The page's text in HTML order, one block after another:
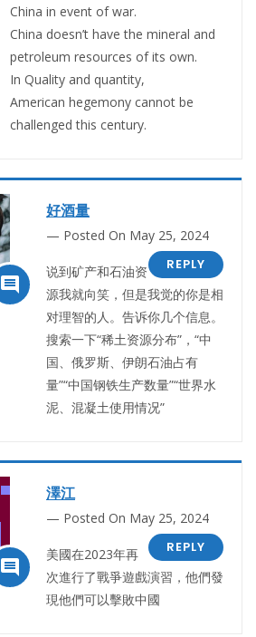
China in event of war.
China doesn’t have the mineral and
petroleum resources of its own.
In Quality and quantity,
American hegemony cannot be
challenged this century.

好酒量
Posted On May 25, 2024
REPLY
说到矿产和石油资
源我就向笑，但是我觉的你是相
对理智的人。告诉你几个信息。
搜索一下“稀土资源分布”，“中
国、俄罗斯、伊朗石油占有
量”“中国钢铁生产数量”“世界水
泥、混凝土使用情况”

澤江
Posted On May 25, 2024
REPLY
美國在2023年再
次進行了戰爭遊戲演習，他們發
現他們可以擊敗中國